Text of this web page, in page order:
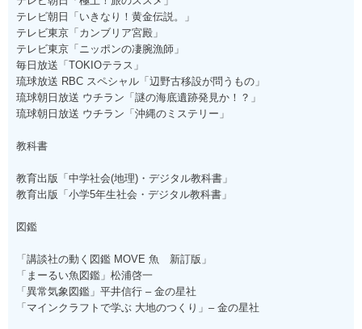
テレビ朝日「いきなり！黄金伝説。」
テレビ東京「カンブリア宮殿」
テレビ東京「ニッポンの凄腕漁師」
毎日放送「TOKIOテラス」
琉球放送 RBC スペシャル「辺野古移設が問うもの」
琉球朝日放送 ウチラン「謎の海底遺跡発見か！？」
琉球朝日放送 ウチラン「沖縄のミステリー」
教科書
教育出版「中学社会(地理)・デジタル教科書」
教育出版「小学5年生社会・デジタル教科書」
図鑑
「講談社の動く図鑑 MOVE 魚 新訂版」
「まーるい魚図鑑」松浦啓一
「異常気象図鑑」平井信行 – 金の星社
「マインクラフトで学ぶ 大地のつくり」– 金の星社